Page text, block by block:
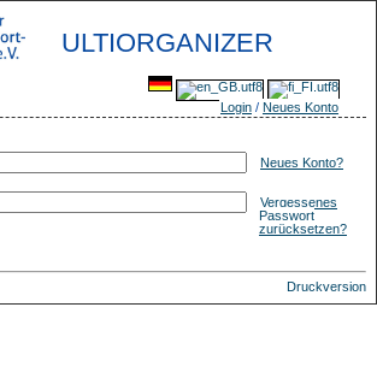
ULTIORGANIZER
Login / Neues Konto
Neues Konto?
Vergessenes
Passwort
zurücksetzen?
Druckversion